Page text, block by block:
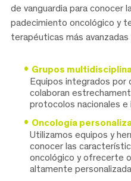
de vanguardia para conocer
padecimiento oncológico y
terapéuticas más
Grupos
Equipos integrados por
colaboran
protocolos nacionales e
Oncología
Utilizamos equipos y
conocer las
oncológico y ofrecerte
altamente